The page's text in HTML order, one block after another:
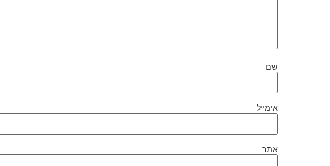
שם
אימייל
אתר